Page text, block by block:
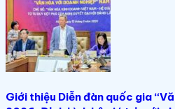
Giới thiệu Diễn đàn quốc gia